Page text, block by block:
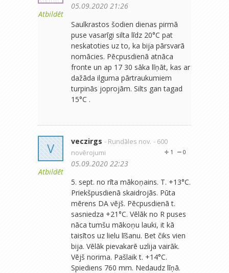
Atbildēt
05.09.2020 21:26
Saulkrastos šodien dienas pirmā
puse vasarīgi silta līdz 20°C pat
neskatoties uz to, ka bija pārsvarā
nomācies. Pēcpusdienā atnāca
fronte un ap 17 30 sāka līņāt, kas ar
dažāda ilguma pārtraukumiem
turpinās joprojām. Silts gan tagad
15°C .
V
Atbildēt
veczirgs - Rundāles nov. - 600
novērojumi
0
1
05.09.2020 22:23
5. sept. no rīta mākoņains. T. +13°C.
Priekšpusdienā skaidrojās. Pūta
mērens DA vējš. Pēcpusdienā t.
sasniedza +21°C. Vēlāk no R puses
nāca tumšu mākoņu lauki, it kā
taisītos uz lielu līšanu. Bet čiks vien
bija. Vēlāk pievakarē uzlija vairāk.
Vējš norima. Pašlaik t. +14°C.
Spiediens 760 mm. Nedaudz līņā.